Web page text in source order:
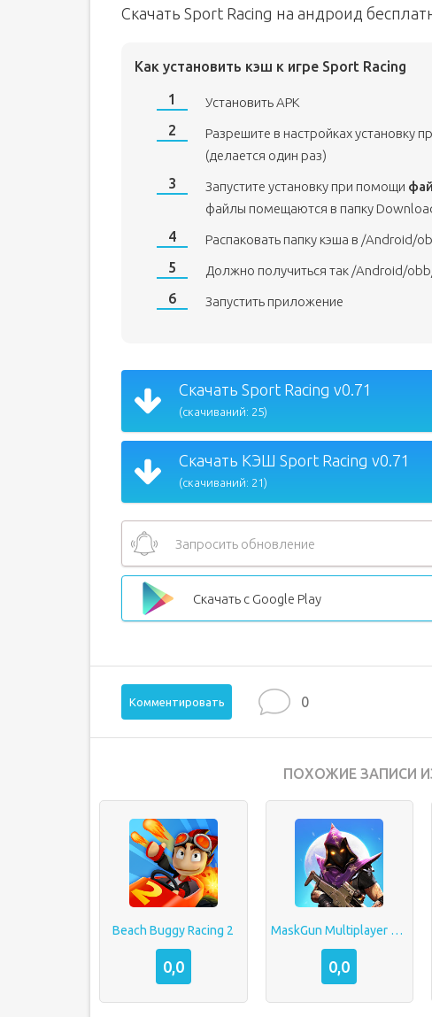
Скачать Sport Racing на андроид
Как установить кэш к игре Sport Racing
Установить APK
Разрешите в настройках установку
(делается один раз)
Запустите установку при помощи
файлы помещаются в папку
Распаковать папку кэша в /Android/
Должно получиться так /Android/
Запустить приложение
Скачать Sport Racing v0.71
(скачиваний: 25)
Скачать КЭШ Sport Racing v0.71
(скачиваний: 21)
Запросить обновление
Скачать с Google Play
Комментировать 0
ПОХОЖИЕ ЗАПИСИ
Beach Buggy Racing 2
0,0
MaskGun Multiplayer FPS
0,0